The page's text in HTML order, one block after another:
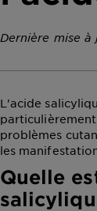
Dernière mise
L'acide
problèmes
les
Quelle